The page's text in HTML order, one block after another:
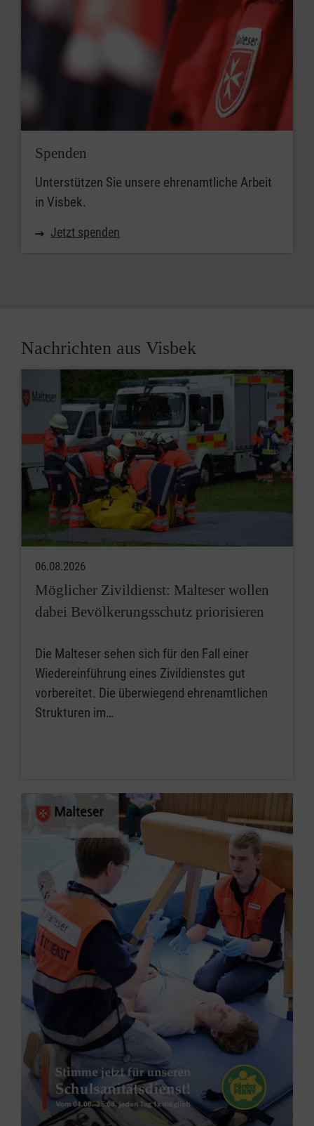
Spenden
Unterstützen Sie unsere ehrenamtliche Arbeit
in Visbek.
Jetzt spenden
Nachrichten aus Visbek
06.08.2026
Möglicher Zivildienst: Malteser wollen
dabei Bevölkerungsschutz priorisieren
Die Malteser sehen sich für den Fall einer
Wiedereinführung eines Zivildienstes gut
vorbereitet. Die überwiegend ehrenamtlichen
Strukturen im…